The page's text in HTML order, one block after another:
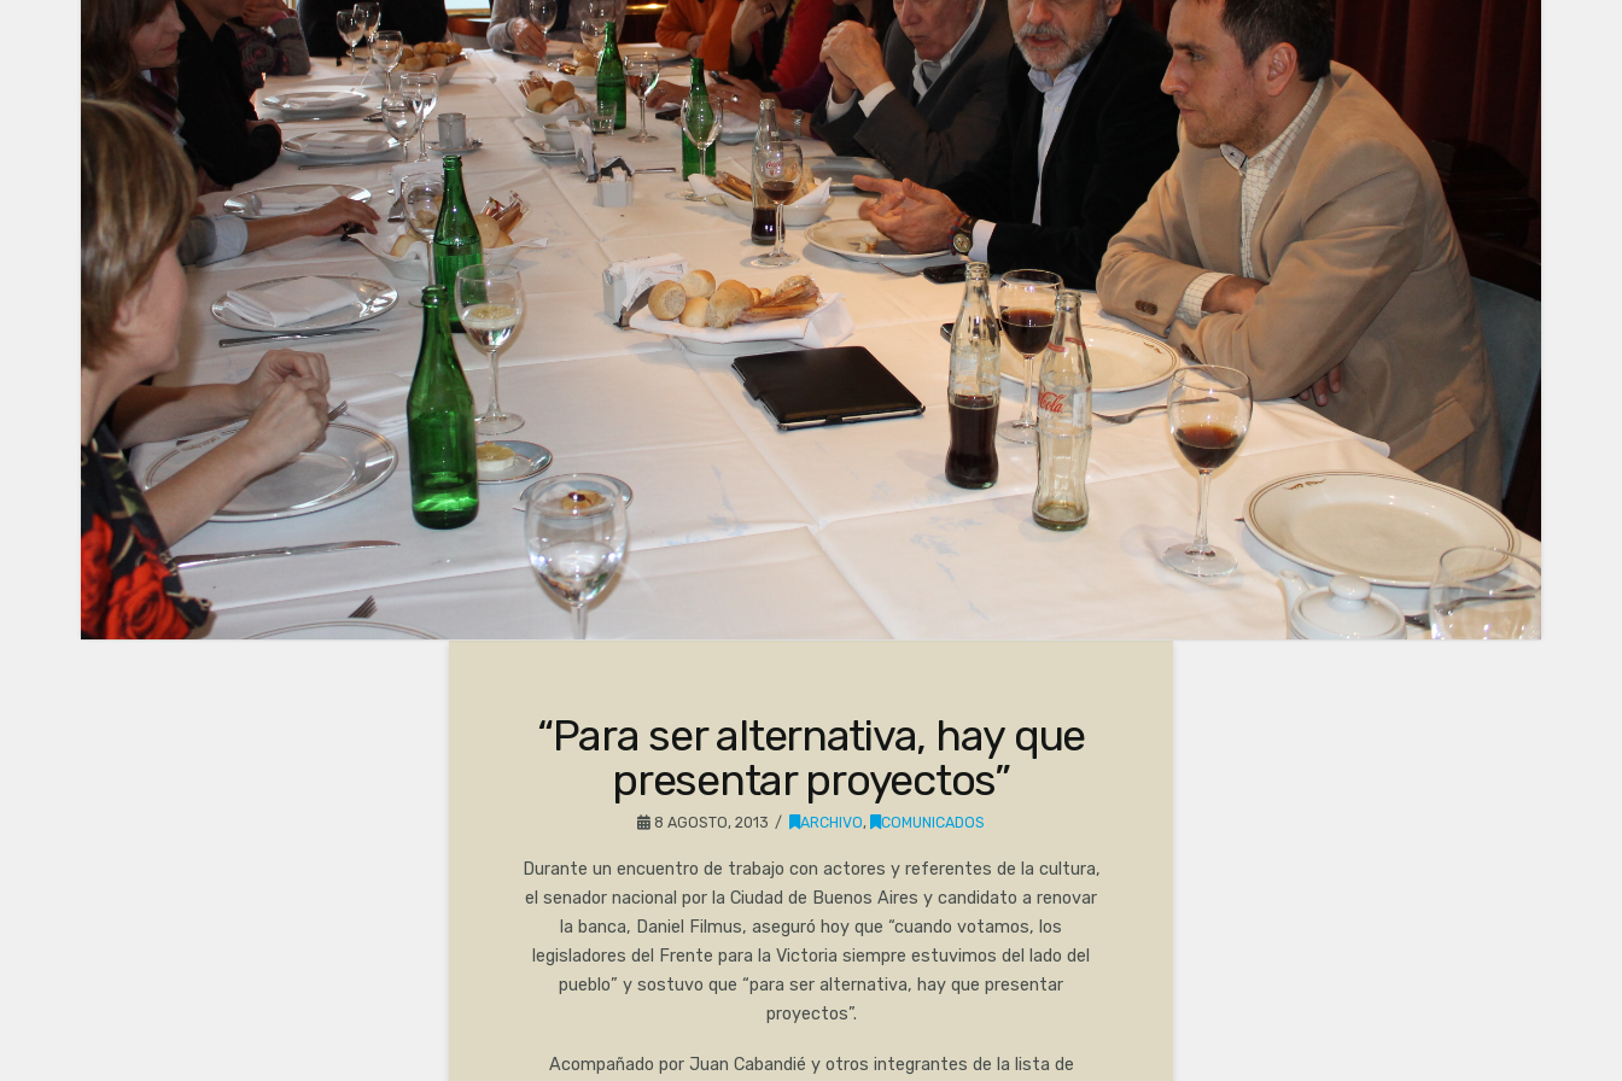
“Para ser alternativa, hay que
presentar proyectos”
8 AGOSTO, 2013 ARCHIVO, COMUNICADOS
Durante un encuentro de trabajo con actores y referentes de la cultura,
el senador nacional por la Ciudad de Buenos Aires y candidato a renovar
la banca, Daniel Filmus, aseguró hoy que “cuando votamos, los
legisladores del Frente para la Victoria siempre estuvimos del lado del
pueblo” y sostuvo que “para ser alternativa, hay que presentar
proyectos”.
Acompañado por Juan Cabandié y otros integrantes de la lista de